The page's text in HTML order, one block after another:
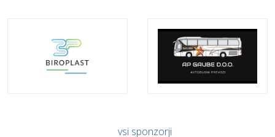
vsi sponzorji